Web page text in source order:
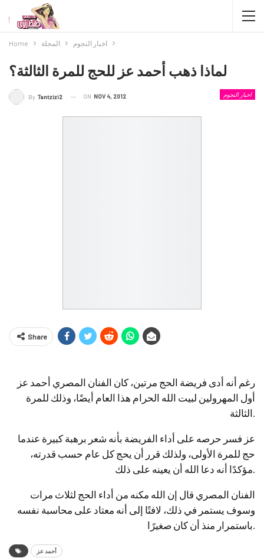
Home المجلة اخبار النجوم
لماذا ذهب أحمد عز للحج للمرة الثالثة؟
اخبار النجوم By Tantzizi2 ON NOV 4, 2012
Share
رغم أنه أدى فريضة الحج مرتين، كان الفنان المصري أحمد عز
أول المهرولين لبيت الله الحرام هذا العام أيضًا، وذلك للمرة
الثالثة.
عز فسر حرصه على أداء الفريضة بأنه شعر برهبة كبيرة عندما
حج للمرة الأولى، ولذلك قرر أن يحج كل عام حسب قدرته،
مؤكدًا أنه دعا الله أن يعينه على ذلك.
الفنان المصري قال إن الله مكنه من أداء الحج لثلاث مرات
وسوف يستمر في ذلك، لافتًا إلى أنه معتاد على محاسبة نفسه
باستمرار منذ أن كان صغيرًا.
أحمد عز